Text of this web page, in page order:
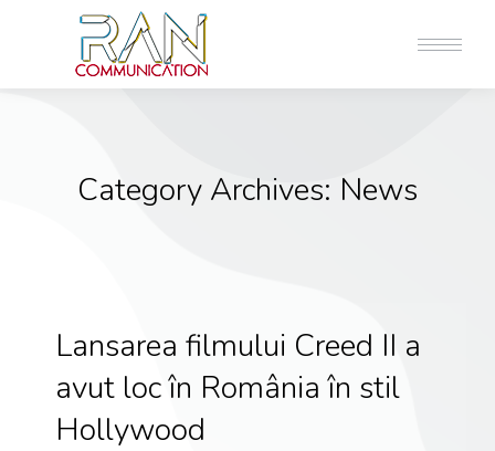
Category Archives: News
Lansarea filmului Creed II a
avut loc în România în stil
Hollywood